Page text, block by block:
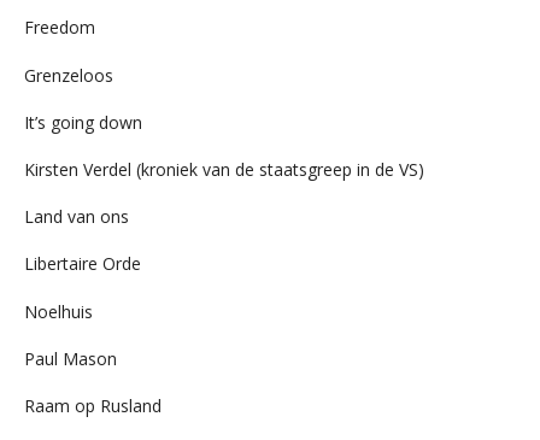
Freedom
Grenzeloos
It’s going down
Kirsten Verdel (kroniek van de staatsgreep in de VS)
Land van ons
Libertaire Orde
Noelhuis
Paul Mason
Raam op Rusland